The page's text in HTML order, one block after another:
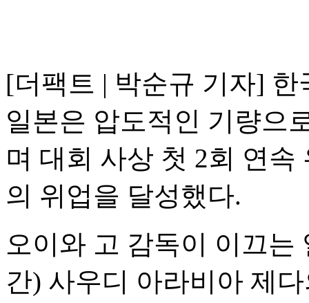
[더팩트 | 박순규 기자]
일본은 압도적인 기량으
며 대회 사상 첫 2회 연
의 위업을 달성했다.
오이와 고 감독이 이끄는
간) 사우디 아라비아 제